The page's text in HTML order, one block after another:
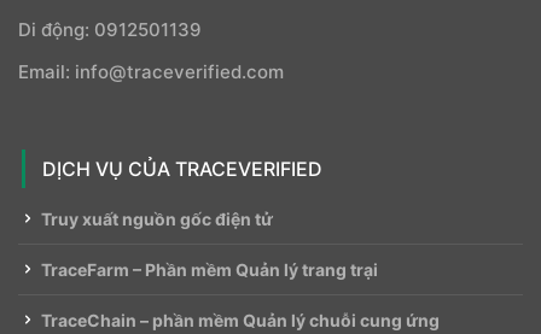
Di động: 0912501139
Email: info@traceverified.com
DỊCH VỤ CỦA TRACEVERIFIED
Truy xuất nguồn gốc điện tử
TraceFarm – Phần mềm Quản lý trang trại
TraceChain – phần mềm Quản lý chuỗi cung ứng